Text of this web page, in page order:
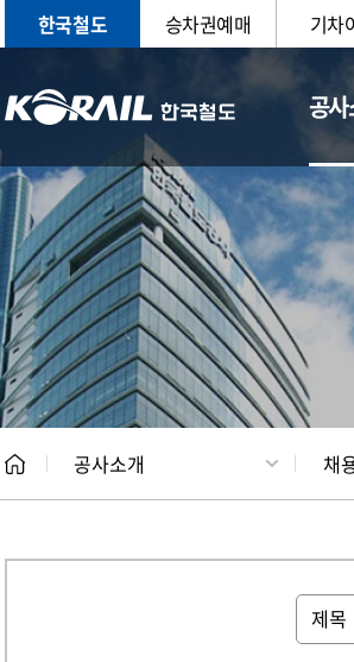
한국철도 승차권예매 기차
공
CEO 일반현황
공사소개 채